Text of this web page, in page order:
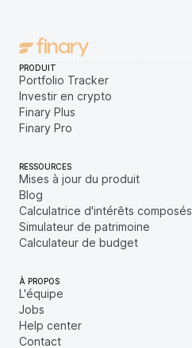
PRODUIT
Portfolio Tracker
Investir en crypto
Finary Plus
Finary Pro
RESSOURCES
Mises à jour du produit
Blog
Calculatrice d'intérêts composés
Simulateur de patrimoine
Calculateur de budget
À PROPOS
L'équipe
Jobs
Help center
Contact